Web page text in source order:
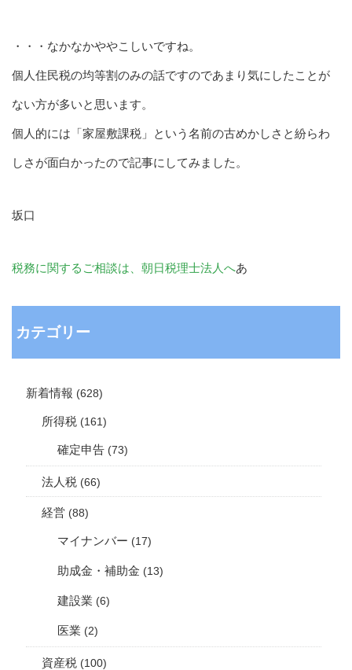
・・・なかなかややこしいですね。
個人住民税の均等割のみの話ですのであまり気にしたことが
ない方が多いと思います。
個人的には「家屋敷課税」という名前の古めかしさと紛らわ
しさが面白かったので記事にしてみました。
坂口
税務に関するご相談は、朝日税理士法人へあ
カテゴリー
新着情報 (628)
所得税 (161)
確定申告 (73)
法人税 (66)
経営 (88)
マイナンバー (17)
助成金・補助金 (13)
建設業 (6)
医業 (2)
資産税 (100)